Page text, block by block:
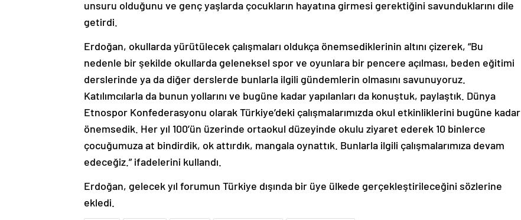
unsuru olduğunu ve genç yaşlarda çocukların hayatına girmesi gerektiğini savunduklarını dile
getirdi.
Erdoğan, okullarda yürütülecek çalışmaları oldukça önemsediklerinin altını çizerek, “Bu
nedenle bir şekilde okullarda geleneksel spor ve oyunlara bir pencere açılması, beden eğitimi
derslerinde ya da diğer derslerde bunlarla ilgili gündemlerin olmasını savunuyoruz.
Katılımcılarla da bunun yollarını ve bugüne kadar yapılanları da konuştuk, paylaştık. Dünya
Etnospor Konfederasyonu olarak Türkiye’deki çalışmalarımızda okul etkinliklerini bugüne kadar
önemsedik. Her yıl 100’ün üzerinde ortaokul düzeyinde okulu ziyaret ederek 10 binlerce
çocuğumuza at bindirdik, ok attırdık, mangala oynattık. Bunlarla ilgili çalışmalarımıza devam
edeceğiz.” ifadelerini kullandı.
Erdoğan, gelecek yıl forumun Türkiye dışında bir üye ülkede gerçekleştirileceğini sözlerine
ekledi.